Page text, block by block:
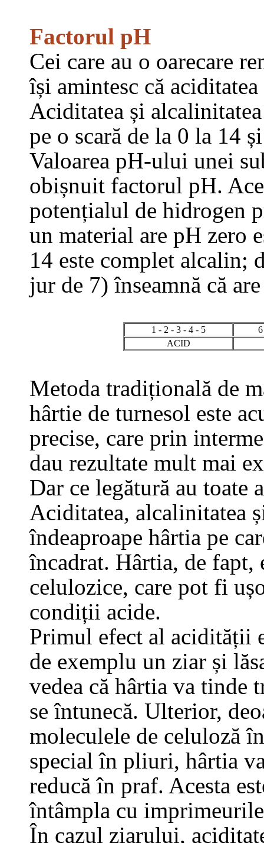
Factorul pH
Cei care au o oarecare
își amintesc că
Aciditatea și
pe o scară de la 0 la 14
Valoarea pH-ului unei
obișnuit factorul pH.
potențialul de hidrogen
un material are pH zero
14 este complet alcalin;
jur de 7) înseamnă că
1 - 2 - 3 - 4 - 5
ACID
Metoda tradițională de
hârtie de turnesol este
precise, care prin
dau rezultate mult mai
Dar ce legătură au toate
Aciditatea, alcalinitatea
îndeaproape hârtia pe
încadrat. Hârtia, de fapt,
celulozice, care pot fi
condiții acide.
Primul efect al acidității
de exemplu un ziar și
vedea că hârtia va tinde
se întunecă. Ulterior,
moleculele de celuloză
special în pliuri, hârtia
reducă în praf. Acesta
întâmpla cu
În cazul ziarului,